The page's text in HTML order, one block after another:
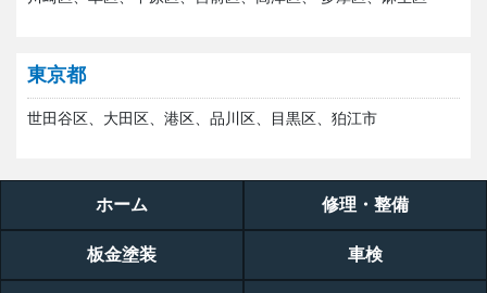
東京都
世田谷区、大田区、港区、品川区、目黒区、狛江市
ホーム 修理・整備
板金塗装 車検